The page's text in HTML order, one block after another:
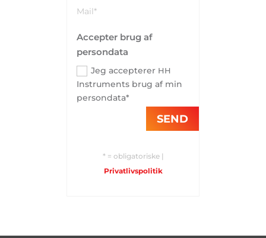
Accepter brug af
persondata
Jeg accepterer HH
Instruments brug af min
persondata*
SEND
* = obligatoriske |
Privatlivspolitik